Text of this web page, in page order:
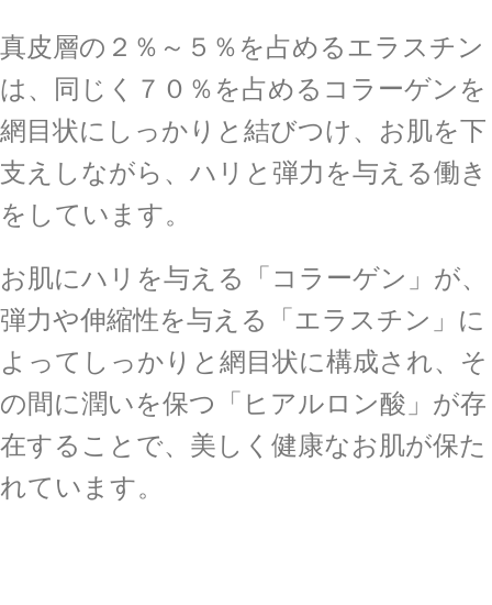
真皮層の２％～５％を占めるエラスチン
は、同じく７０％を占めるコラーゲンを
網目状にしっかりと結びつけ、お肌を下
支えしながら、ハリと弾力を与える働き
をしています。
お肌にハリを与える「コラーゲン」が、
弾力や伸縮性を与える「エラスチン」に
よってしっかりと網目状に構成され、そ
の間に潤いを保つ「ヒアルロン酸」が存
在することで、美しく健康なお肌が保た
れています。